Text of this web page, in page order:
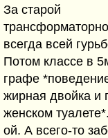
За старой
всегда всей
Потом классе в
графе
жирная двойка и
женском
ой. А всего-то